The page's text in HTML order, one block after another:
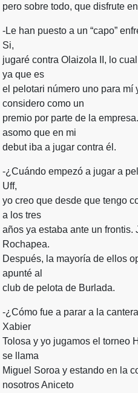
pero sobre todo, que disfrute
-Le han puesto a un “capo”
Si,
jugaré contra Olaizola II, lo
ya que es
el pelotari número uno para mí
considero como un
premio por parte de la
asomo que en mi
debut iba a jugar contra él.
-¿Cuándo empezó a jugar a
Uff,
yo creo que desde que tengo
a los tres
años ya estaba ante un
Rochapea.
Después, la mayoría de ellos
apunté al
club de pelota de Burlada.
-¿Cómo fue a parar a la
Xabier
Tolosa y yo jugamos el torneo
se llama
Miguel Soroa y estando en la
nosotros Aniceto